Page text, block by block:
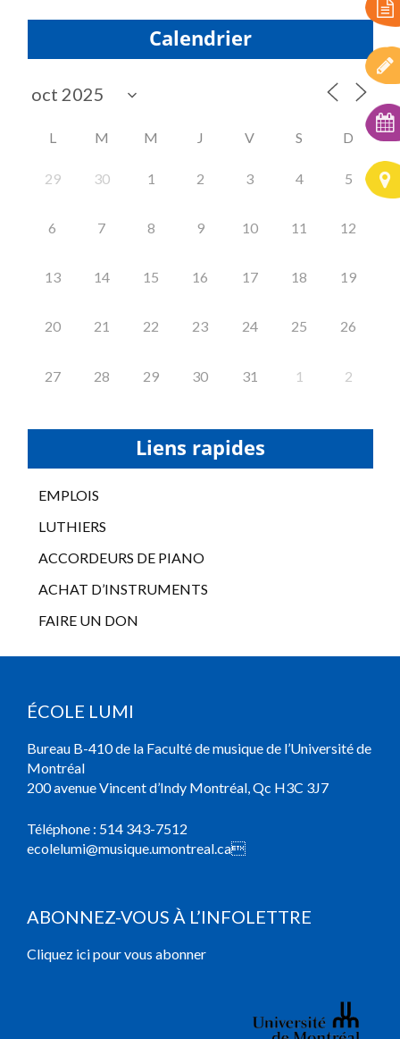
Calendrier
L M M J V S D
29 30 1 2 3 4 5
6 7 8 9 10 11 12
13 14 15 16 17 18 19
20 21 22 23 24 25 26
27 28 29 30 31 1 2
Liens rapides
EMPLOIS
LUTHIERS
ACCORDEURS DE PIANO
ACHAT D’INSTRUMENTS
FAIRE UN DON
ÉCOLE LUMI
Bureau B-410 de la Faculté de musique de l’Université de
Montréal
200 avenue Vincent d’Indy Montréal, Qc H3C 3J7
Téléphone : 514 343-7512
ecolelumi@musique.umontreal.ca
ABONNEZ-VOUS À L’INFOLETTRE
Cliquez ici pour vous abonner